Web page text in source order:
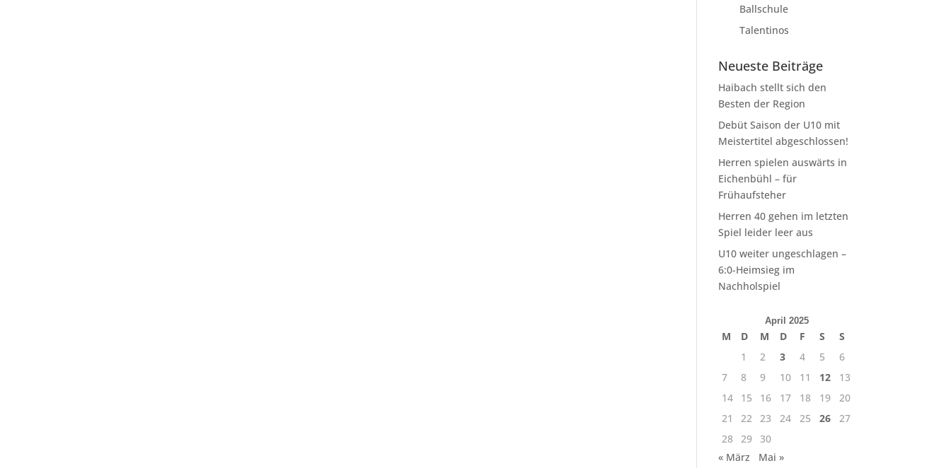
Ballschule
Talentinos
Neueste Beiträge
Haibach stellt sich den
Besten der Region
Debüt Saison der U10 mit
Meistertitel abgeschlossen!
Herren spielen auswärts in
Eichenbühl – für
Frühaufsteher
Herren 40 gehen im letzten
Spiel leider leer aus
U10 weiter ungeschlagen –
6:0-Heimsieg im
Nachholspiel
April 2025
M D M D F S
S
1
2 3 4 5
6
7
8 9 10 11 12
13
14
15 16 17 18 19
20
21
22 23 24 25 26
27
28 29 30
« März
Mai »